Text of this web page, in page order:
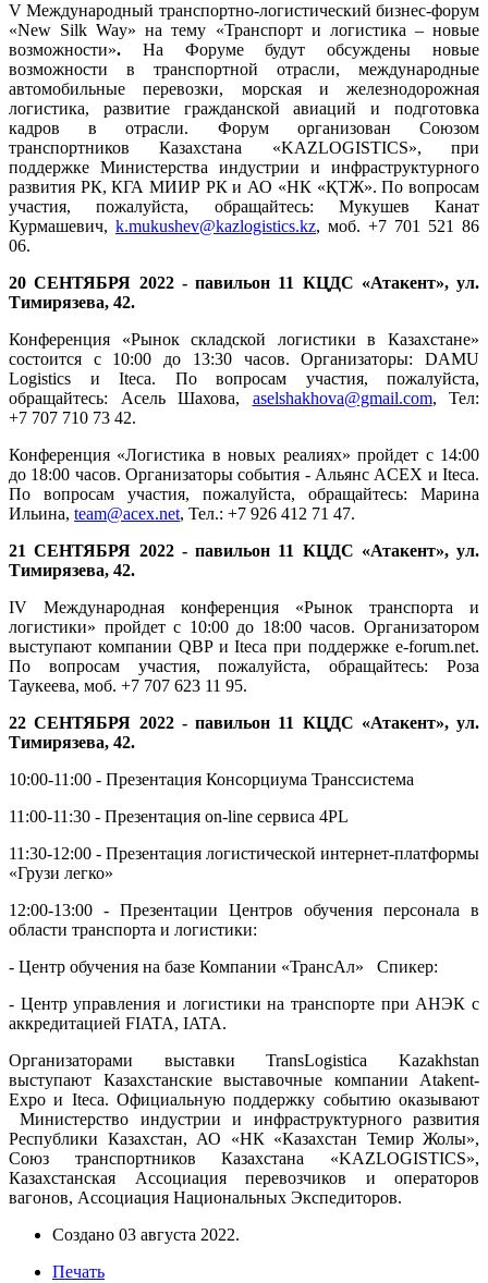
V Международный транспортно-логистический бизнес-форум
«New Silk Way» на тему «Транспорт и логистика – новые
возможности». На Форуме будут обсуждены новые
возможности в транспортной отрасли, международные
автомобильные перевозки, морская и железнодорожная
логистика, развитие гражданской авиаций и подготовка
кадров в отрасли. Форум организован Союзом
транспортников Казахстана «KAZLOGISTICS», при
поддержке Министерства индустрии и инфраструктурного
развития РК, КГА МИИР РК и АО «НК «ҚТЖ». По вопросам
участия, пожалуйста, обращайтесь: Мукушев Канат
Курмашевич, k.mukushev@kazlogistics.kz, моб. +7 701 521 86
06.
20 СЕНТЯБРЯ 2022 - павильон 11 КЦДС «Атакент», ул.
Тимирязева, 42.
Конференция «Рынок складской логистики в Казахстане»
состоится с 10:00 до 13:30 часов. Организаторы: DAMU
Logistics и Iteca. По вопросам участия, пожалуйста,
обращайтесь: Асель Шахова, aselshakhova@gmail.com, Тел:
+7 707 710 73 42.
Конференция «Логистика в новых реалиях» пройдет с 14:00
до 18:00 часов. Организаторы события - Альянс ACEX и Iteca.
По вопросам участия, пожалуйста, обращайтесь: Марина
Ильина, team@acex.net, Тел.: +7 926 412 71 47.
21 СЕНТЯБРЯ 2022 - павильон 11 КЦДС «Атакент», ул.
Тимирязева, 42.
IV Международная конференция «Рынок транспорта и
логистики» пройдет с 10:00 до 18:00 часов. Организатором
выступают компании QBP и Iteca при поддержке e-forum.net.
По вопросам участия, пожалуйста, обращайтесь: Роза
Таукеева, моб. +7 707 623 11 95.
22 СЕНТЯБРЯ 2022 - павильон 11 КЦДС «Атакент», ул.
Тимирязева, 42.
10:00-11:00 - Презентация Консорциума Транссистема
11:00-11:30 - Презентация on-line сервиса 4PL
11:30-12:00 - Презентация логистической интернет-платформы
«Грузи легко»
12:00-13:00 - Презентации Центров обучения персонала в
области транспорта и логистики:
- Центр обучения на базе Компании «ТрансАл» Спикер:
- Центр управления и логистики на транспорте при АНЭК с
аккредитацией FIATA, IATA.
Организаторами выставки TransLogistica Kazakhstan
выступают Казахстанские выставочные компании Atakent-
Expo и Iteca. Официальную поддержку событию оказывают
Министерство индустрии и инфраструктурного развития
Республики Казахстан, АО «НК «Казахстан Темир Жолы»,
Союз транспортников Казахстана «KAZLOGISTICS»,
Казахстанская Ассоциация перевозчиков и операторов
вагонов, Ассоциация Национальных Экспедиторов.
Создано 03 августа 2022.
Печать